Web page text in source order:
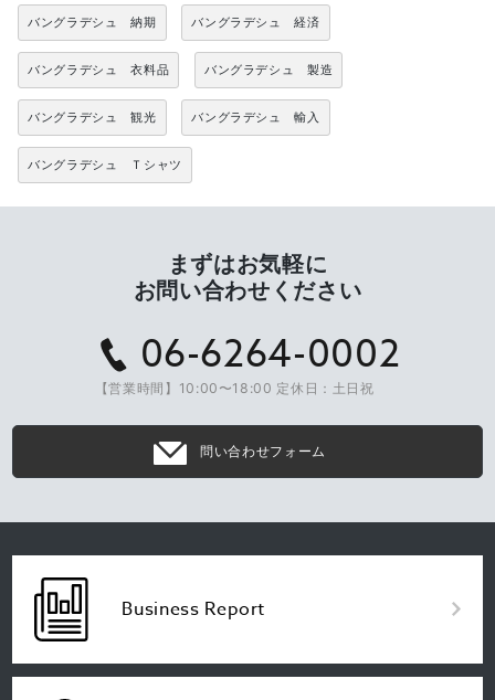
バングラデシュ 納期 バングラデシュ 経済
バングラデシュ 衣料品 バングラデシュ 製造
バングラデシュ 観光 バングラデシュ 輸入
バングラデシュ Ｔシャツ
まずはお気軽に
お問い合わせください
06-6264-0002
【営業時間】10:00〜18:00 定休日：土日祝
問い合わせフォーム
Business Report